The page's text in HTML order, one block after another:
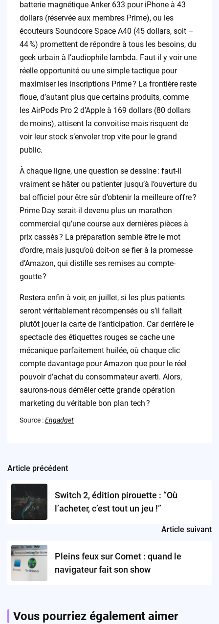
batterie magnétique Anker 633 pour iPhone à 43
dollars (réservée aux membres Prime), ou les
écouteurs Soundcore Space A40 (45 dollars, soit –
44 %) promettent de répondre à tous les besoins, du
geek urbain à l’audiophile lambda. Faut-il y voir une
réelle opportunité ou une simple tactique pour
maximiser les inscriptions Prime ? La frontière reste
floue, d’autant plus que certains produits, comme
les AirPods Pro 2 d’Apple à 169 dollars (80 dollars
de moins), attisent la convoitise mais risquent de
voir leur stock s’envoler trop vite pour le grand
public.
À chaque ligne, une question se dessine : faut-il
vraiment se hâter ou patienter jusqu’à l’ouverture du
bal officiel pour être sûr d’obtenir la meilleure offre ?
Prime Day serait-il devenu plus un marathon
commercial qu’une course aux dernières pièces à
prix cassés ? La préparation semble être le mot
d’ordre, mais jusqu’où doit-on se fier à la promesse
d’Amazon, qui distille ses remises au compte-
goutte ?
Restera enfin à voir, en juillet, si les plus patients
seront véritablement récompensés ou s’il fallait
plutôt jouer la carte de l’anticipation. Car derrière le
spectacle des étiquettes rouges se cache une
mécanique parfaitement huilée, où chaque clic
compte davantage pour Amazon que pour le réel
pouvoir d’achat du consommateur averti. Alors,
saurons-nous démêler cette grande opération
marketing du véritable bon plan tech ?
Source :Engadget
Post
navigation
Article précédent
Switch 2, édition pirouette : “Où
l’acheter, c’est tout un jeu !”
Article suivant
Pleins feux sur Comet : quand le
navigateur fait son show
Vous pourriez également aimer